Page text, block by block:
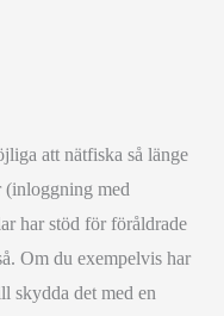
att nätfiska så länge
med
har stöd för föråldrade
Om du exempelvis har
skydda det med en